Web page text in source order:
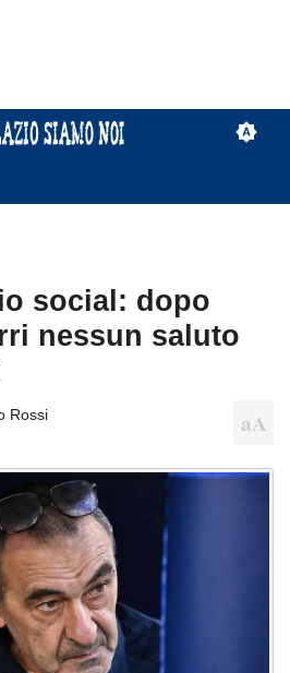
social: dopo
nessun saluto
Rossi